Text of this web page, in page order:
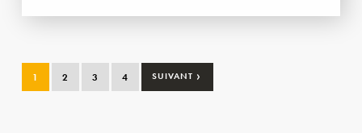
1 2 3 4 SUIVANT ›